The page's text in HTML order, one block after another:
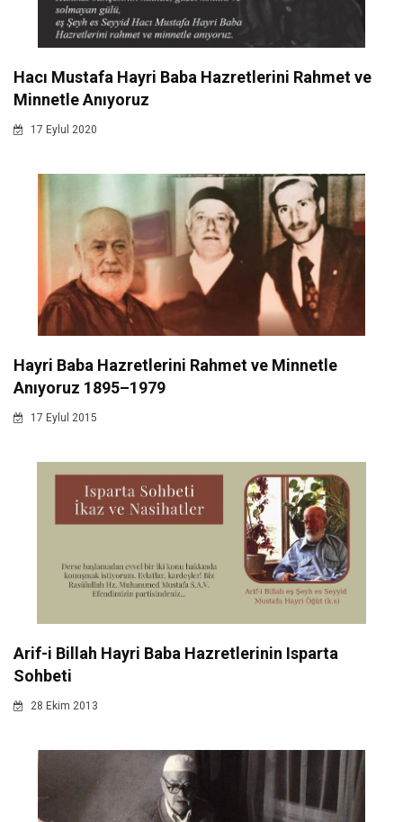
Hacı Mustafa Hayri Baba Hazretlerini Rahmet ve
Minnetle Anıyoruz
17 Eylul 2020
Hayri Baba Hazretlerini Rahmet ve Minnetle
Anıyoruz 1895–1979
17 Eylul 2015
Arif-i Billah Hayri Baba Hazretlerinin Isparta
Sohbeti
28 Ekim 2013